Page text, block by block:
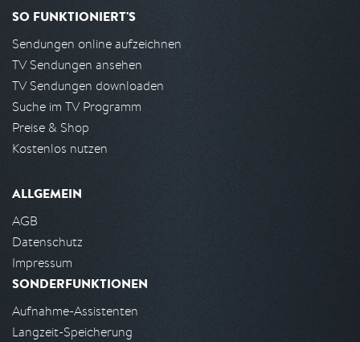
SO FUNKTIONIERT'S
Sendungen online aufzeichnen
TV Sendungen ansehen
TV Sendungen downloaden
Suche im TV Programm
Preise & Shop
Kostenlos nutzen
ALLGEMEIN
AGB
Datenschutz
Impressum
SONDERFUNKTIONEN
Aufnahme-Assistenten
Langzeit-Speicherung